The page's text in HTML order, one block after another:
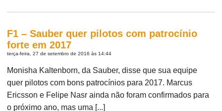
F1 – Sauber quer pilotos com patrocínio
forte em 2017
terça-feira, 27 de setembro de 2016 às 14:44
Monisha Kaltenborn, da Sauber, disse que sua equipe
quer pilotos com bons patrocínios para 2017. Marcus
Ericsson e Felipe Nasr ainda não foram confirmados para
o próximo ano, mas uma [...]